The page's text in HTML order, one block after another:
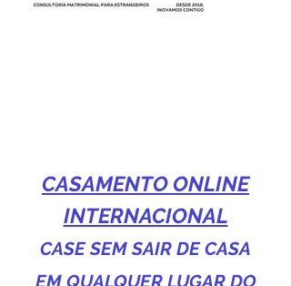
CASAMENTO ONLINE
INTERNACIONAL
CASE SEM SAIR DE CASA
EMQUALQUER LUGAR DO